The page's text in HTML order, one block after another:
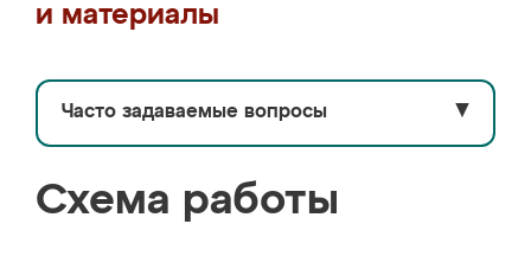
и материалы
Часто задаваемые вопросы ▼
Схема работы